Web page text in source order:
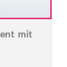
mit